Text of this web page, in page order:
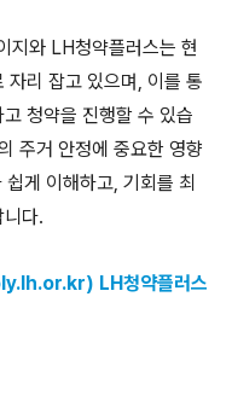
지와 LH청약플러스는 현
자리 잡고 있으며, 이를 통
청약을 진행할 수 있습
주거 안정에 중요한 영향
게 이해하고, 기회를 최
다.
LH청약플러스